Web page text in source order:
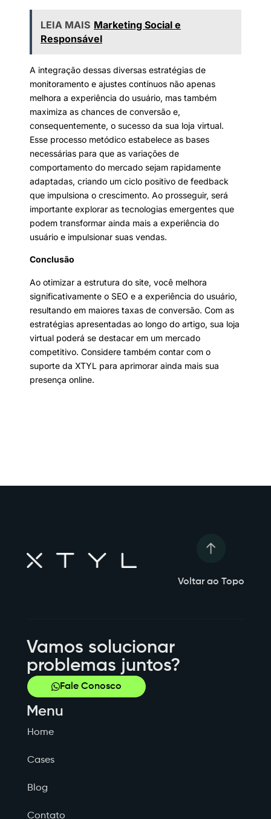
LEIA MAIS Marketing Social e
Responsável
A integração dessas diversas estratégias de
monitoramento e ajustes contínuos não apenas
melhora a experiência do usuário, mas também
maximiza as chances de conversão e,
consequentemente, o sucesso da sua loja virtual.
Esse processo metódico estabelece as bases
necessárias para que as variações de
comportamento do mercado sejam rapidamente
adaptadas, criando um ciclo positivo de feedback
que impulsiona o crescimento. Ao prosseguir, será
importante explorar as tecnologias emergentes que
podem transformar ainda mais a experiência do
usuário e impulsionar suas vendas.
Conclusão
Ao otimizar a estrutura do site, você melhora
significativamente o SEO e a experiência do usuário,
resultando em maiores taxas de conversão. Com as
estratégias apresentadas ao longo do artigo, sua loja
virtual poderá se destacar em um mercado
competitivo. Considere também contar com o
suporte da XTYL para aprimorar ainda mais sua
presença online.
Voltar ao Topo
Vamos solucionar
problemas juntos?
Fale Conosco
Menu
Home
Cases
Blog
Contato